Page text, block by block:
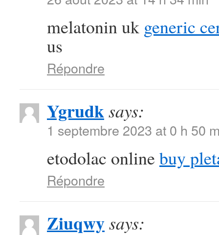
melatonin uk generic
us
Répondre
Ygrudksays:
1 septembre 2023 at 0 h 50
etodolac online buy
Répondre
Ziuqwysays: